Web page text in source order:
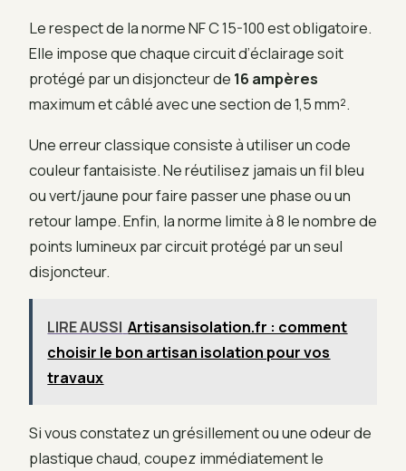
Le respect de la norme NF C 15-100 est obligatoire.
Elle impose que chaque circuit d’éclairage soit
protégé par un disjoncteur de 16 ampères
maximum et câblé avec une section de 1,5 mm².
Une erreur classique consiste à utiliser un code
couleur fantaisiste. Ne réutilisez jamais un fil bleu
ou vert/jaune pour faire passer une phase ou un
retour lampe. Enfin, la norme limite à 8 le nombre de
points lumineux par circuit protégé par un seul
disjoncteur.
LIRE AUSSI Artisansisolation.fr : comment
choisir le bon artisan isolation pour vos
travaux
Si vous constatez un grésillement ou une odeur de
plastique chaud, coupez immédiatement le